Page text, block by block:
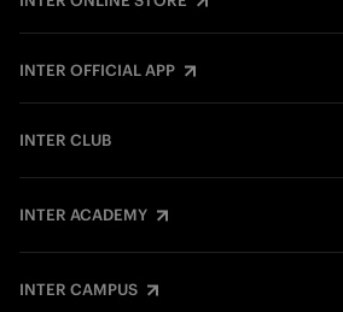
INTER OFFICIAL APP
INTER CLUB
INTER ACADEMY
INTER CAMPUS